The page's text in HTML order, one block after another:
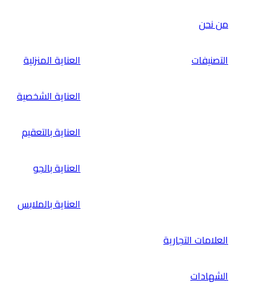
من نحن
التصنيفات
العناية المنزلية
العناية الشخصية
العناية بالتعقيم
العناية بالجو
العناية بالملابس
العلامات التجارية
الشهادات